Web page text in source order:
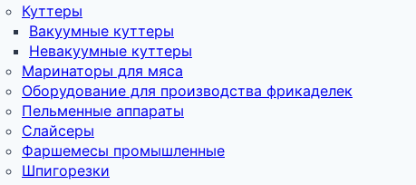
Куттеры
Вакуумные куттеры
Невакуумные куттеры
Маринаторы для мяса
Оборудование для производства фрикаделек
Пельменные аппараты
Слайсеры
Фаршемесы промышленные
Шпигорезки